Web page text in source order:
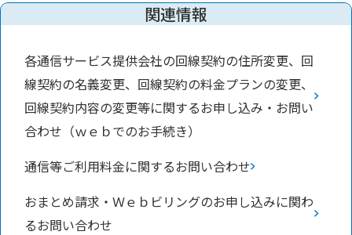
関連情報
各通信サービス提供会社の回線契約の住所変更、回
線契約の名義変更、回線契約の料金プランの変更、
回線契約内容の変更等に関するお申し込み・お問い
合わせ（ｗｅｂでのお手続き）
通信等ご利用料金に関するお問い合わせ
おまとめ請求・Ｗｅｂビリングのお申し込みに関わ
るお問い合わせ